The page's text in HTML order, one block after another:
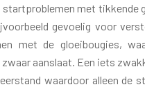
startproblemen met tikkende
gevoelig voor
met de gloeibougies,
aanslaat. Een iets
waardoor alleen de